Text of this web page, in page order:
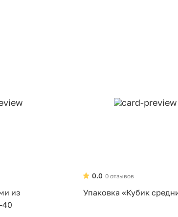
из
40
0 отзывов
0.0
Упаковка «Кубик